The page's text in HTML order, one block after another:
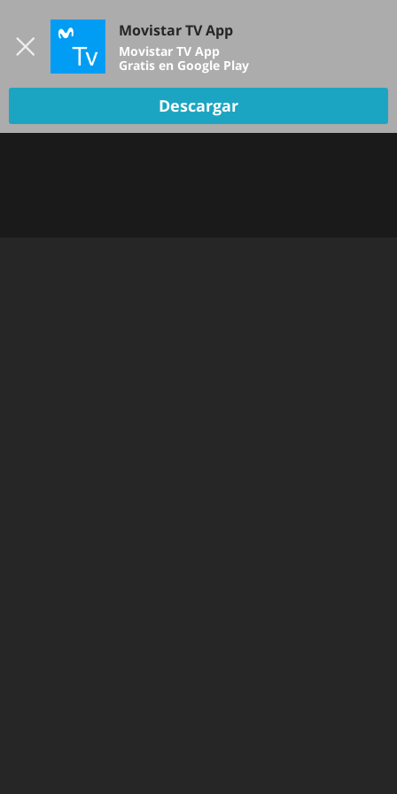
TV EN VIVO
Movistar TV App
Movistar TV App
Gratis en Google Play
Descargar